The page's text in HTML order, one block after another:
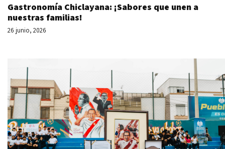
Gastronomía Chiclayana: ¡Sabores que unen a
nuestras familias!
26 junio, 2026